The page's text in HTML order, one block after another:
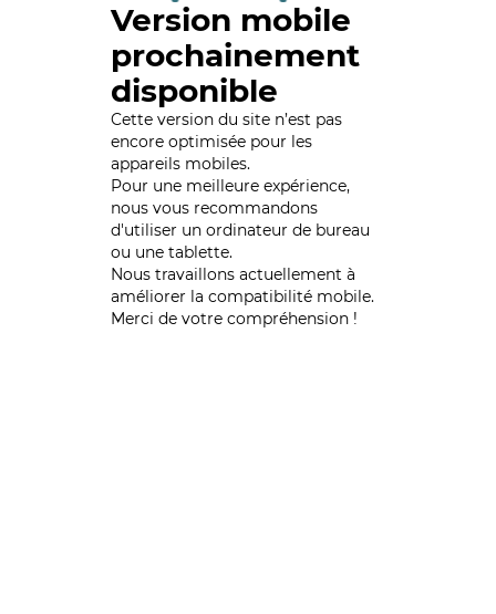
Version mobile
prochainement
disponible
Cette version du site n’est pas
encore optimisée pour les
appareils mobiles.
Pour une meilleure expérience,
nous vous recommandons
d'utiliser un ordinateur de bureau
ou une tablette.
Nous travaillons actuellement à
améliorer la compatibilité mobile.
Merci de votre compréhension !